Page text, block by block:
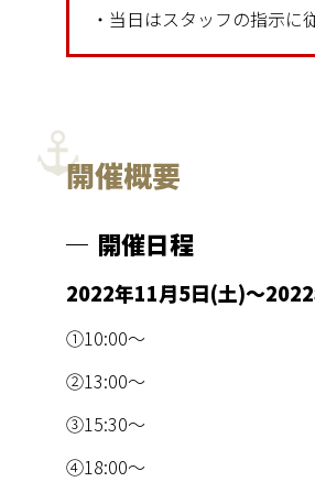
・当日はスタッフの指示に
開催概要
開催日程
2022年11月5日(土)～
①10:00～
②13:00～
③15:30～
④18:00～